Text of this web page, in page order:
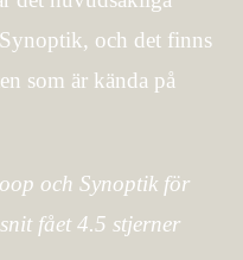
och det finns
som är kända på
och Synoptik för
fået 4.5 stjerner